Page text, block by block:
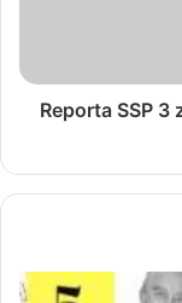
Reporta SSP